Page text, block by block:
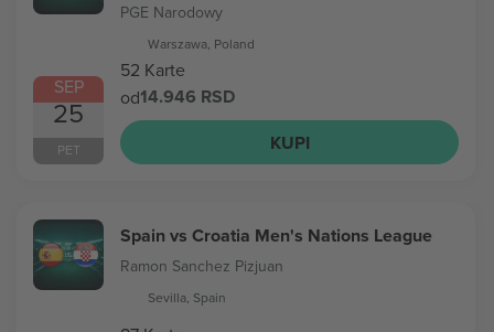
SEP
25
PET
PGE Narodowy
Warszawa, Poland
52 Karte
od14.946 RSD
KUPI
Spain vs Croatia Men's Nations League
Ramon Sanchez Pizjuan
Sevilla, Spain